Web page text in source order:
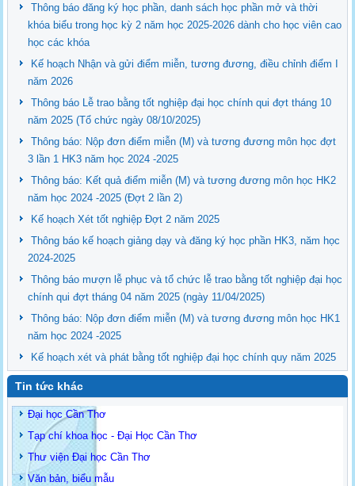
Thông báo đăng ký học phần, danh sách học phần mở và thời
khóa biểu trong học kỳ 2 năm học 2025-2026 dành cho học viên cao
học các khóa
Kế hoạch Nhận và gửi điểm miễn, tương đương, điều chỉnh điểm I
năm 2026
Thông báo Lễ trao bằng tốt nghiệp đại học chính qui đợt tháng 10
năm 2025 (Tổ chức ngày 08/10/2025)
Thông báo: Nộp đơn điểm miễn (M) và tương đương môn học đợt
3 lần 1 HK3 năm học 2024 -2025
Thông báo: Kết quả điểm miễn (M) và tương đương môn học HK2
năm học 2024 -2025 (Đợt 2 lần 2)
Kế hoạch Xét tốt nghiệp Đợt 2 năm 2025
Thông báo kế hoạch giảng dạy và đăng ký học phần HK3, năm học
2024-2025
Thông báo mượn lễ phục và tổ chức lễ trao bằng tốt nghiệp đại học
chính qui đợt tháng 04 năm 2025 (ngày 11/04/2025)
Thông báo: Nộp đơn điểm miễn (M) và tương đương môn học HK1
năm học 2024 -2025
Kế hoạch xét và phát bằng tốt nghiệp đại học chính quy năm 2025
Tin tức khác
Đại học Cần Thơ
Tạp chí khoa học - Đại Học Cần Thơ
Thư viện Đại học Cần Thơ
Văn bản, biểu mẫu